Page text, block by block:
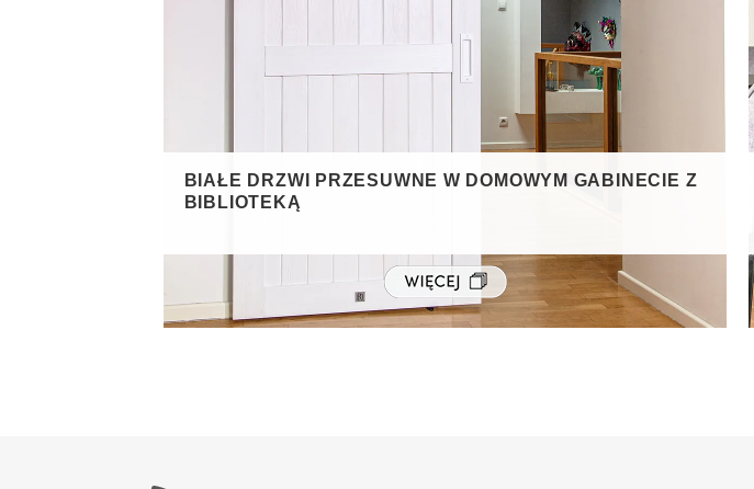
BIAŁE DRZWI PRZESUWNE W DOMOWYM GABINECIE Z
BIBLIOTEKĄ